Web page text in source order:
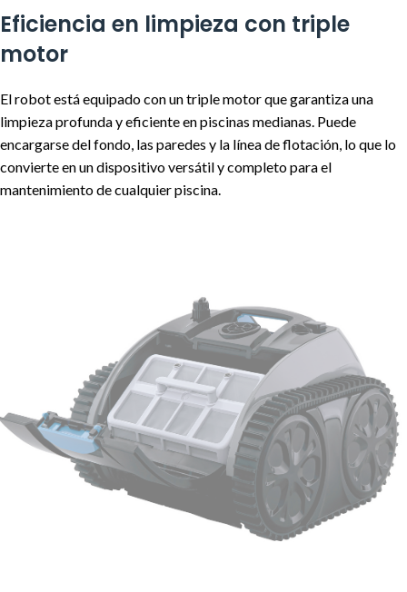
Eficiencia en limpieza con triple
motor
El robot está equipado con un triple motor que garantiza una
limpieza profunda y eficiente en piscinas medianas. Puede
encargarse del fondo, las paredes y la línea de flotación, lo que lo
convierte en un dispositivo versátil y completo para el
mantenimiento de cualquier piscina.